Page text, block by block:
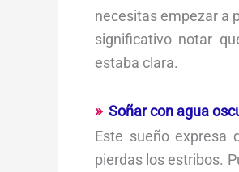
necesitas empezar a
significativo notar
estaba clara.
Soñar con agua
Este sueño expresa
pierdas los estribos.